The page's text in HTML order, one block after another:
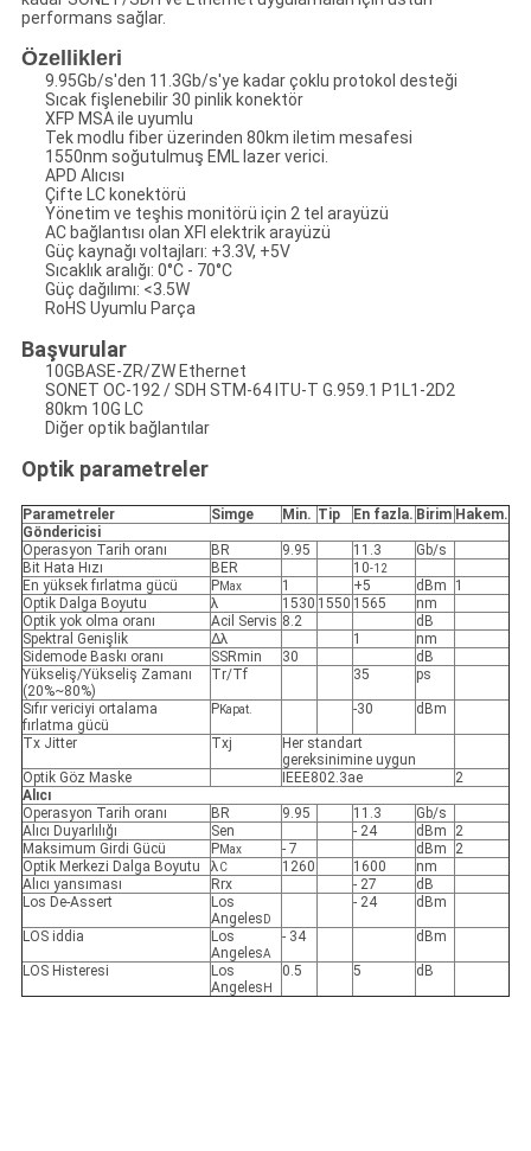
performans sağlar.
Özellikleri
9.95Gb/s'den 11.3Gb/s'ye kadar çoklu protokol desteği
Sıcak fişlenebilir 30 pinlik konektör
XFP MSA ile uyumlu
Tek modlu fiber üzerinden 80km iletim mesafesi
1550nm soğutulmuş EML lazer verici.
APD Alıcısı
Çifte LC konektörü
Yönetim ve teşhis monitörü için 2 tel arayüzü
AC bağlantısı olan XFI elektrik arayüzü
Güç kaynağı voltajları: +3.3V, +5V
Sıcaklık aralığı: 0°C - 70°C
Güç dağılımı: <3.5W
RoHS Uyumlu Parça
Başvurular
10GBASE-ZR/ZW Ethernet
SONET OC-192 / SDH STM-64 ITU-T G.959.1 P1L1-2D2
80km 10G LC
Diğer optik bağlantılar
Optik parametreler
Parametreler Simge Min. Tip En fazla. Birim Hakem.
Göndericisi
Operasyon Tarih oranı
BR 9.95 11.3
Gb/s
Bit Hata Hızı
BER 10-12
En yüksek fırlatma gücü PMax 1 +5 dBm
1
Optik Dalga Boyutu
λ 1530 1550 1565
nm
Optik yok olma oranı
Acil Servis 8.2
dB
Spektral Genişlik
Δλ 1
nm
Sidemode Baskı oranı
SSRmin 30
dB
Yükseliş/Yükseliş Zamanı
(20%~80%)
Tr/Tf 35 ps
Sıfır vericiyi ortalama
fırlatma gücü
PKapat. -30 dBm
Tx Jitter Txj
Her standart
gereksinimine uygun
Optik Göz Maske
IEEE802.3ae
2
Alıcı
Operasyon Tarih oranı
BR 9.95 11.3
Gb/s
Alıcı Duyarlılığı
Sen - 24 dBm
2
Maksimum Girdi Gücü
PMax - 7 dBm
2
Optik Merkezi Dalga Boyutu
λC 1260 1600
nm
Alıcı yansıması
Rrx - 27
dB
Los De-Assert
Los
Angeles D
- 24 dBm
LOS iddia
Los
AngelesA
- 34 dBm
LOS Histeresi
Los
Angeles H
0.5 5 dB